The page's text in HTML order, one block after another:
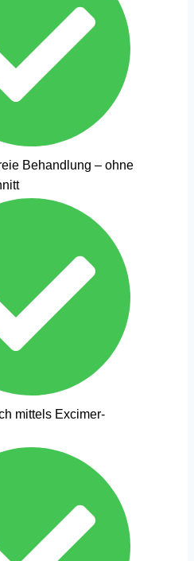
Behandlung – ohne
mittels Excimer-